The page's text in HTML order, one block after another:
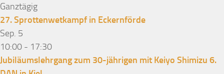
Ganztägig
27. Sprottenwetkampf in Eckernförde
Sep. 5
10:00 - 17:30
Jubiläumslehrgang zum 30-jährigen mit Keiyo Shimizu 6.